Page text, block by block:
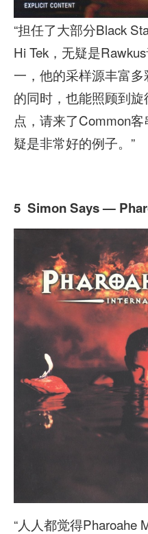
“担任了大部分Black
Hi Tek，无疑是
一，他的采样源丰富
的同时，也能照顾到
点，请来了Common
疑是非常好的例子。”
5 Simon Says —
“人人都觉得Pharoahe